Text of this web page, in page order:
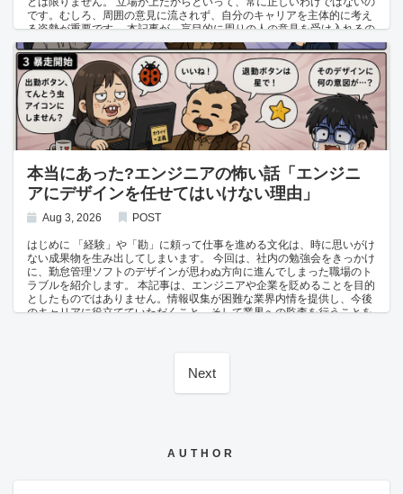
は、以下のようなものがあります。 freee: 銀行口座やクレジットカード
との連携が強く、簿記知識がなくても使いやすい マネーフォワード ク
ラウド確定申告: 家計簿アプリでも有名なマネーフォワードが提供、他
サービスとの連携が豊富 弥生会計（やよいの青色申告 オンライン）: 老
舗の会計ソフトで、サポート体制が充実している いずれも銀行やクレジ
ットカードの取引を自動で取り込み、青色申告に必要な帳簿や決算書を
自動作成してくれるため、独学でも大きな負担なく青色申告を続けられ
ます。 おわりに 白色申告か青色申告かは、最終的にはその人の価値観
や手間のかけ方次第ではありますが、できれば節税につながる青色申告
をおすすめしたいところです。 帳簿付けの手間も、freee、マネーフォ
ワード クラウド確定申告、弥生会計といった会計ソフトを使えば大幅に
軽減できるので、ぜひ活用してみてください。 一方で、経費の範囲を都
合よく解釈してしまうと、それは節税ではなく脱税に近づいてしまいま
す。 脱税は当然おすすめできません。 正しい知識に基づいて申告する
ことを心がけたいですね。
ん。 解説 少額の入金から始めて徐々に金額を吊り上げる手口に気づけ
ず、50万円もの損失を「勉強代」で済ませてしまう金銭感覚の麻痺が問
題です。 見知らぬ相手からの送金要求は常に疑い、一人で判断せず周囲
や消費生活センターに相談する習慣を持ちましょう。 おわりに 大金を
失っても実害と向き合わない姿勢は、同じ被害を繰り返すだけでなく、
社会人としての金銭感覚そのものを鈍らせます。 自分のお金の使い道に
は常に責任を持ち、いい加減な社会人にならないよう日頃から意識して
おきましょう。 関連記事 地方エンジニアにおすすめのフリーランスエ
ージェント
です。むしろ、周囲の意見に流されず、自分のキャリアを主体的に考え
る姿勢が重要です。 本記事が、盲目的に周りの人の意見を受け入れるの
ではなく、自分のキャリアを自分で判断するきっかけになれば幸いで
す。 本記事は、エンジニアや企業を貶めることを目的としたものではあ
りません。情報収集が困難な業界内情を提供し、今後のキャリアに役立
てていただくこと、そして業界への監査を行うことを目的としていま
す。 借金を自慢するピエロエンジニア これは岡山県のある40代のエン
ジニアの方の友人との金銭トラブルの話です。 ご本人はコミュニティと
称して、ジモティーでカフェ会などを開いているそうです。 その方はカ
フェ会で以下のような発言をしたそうです。 40代エンジニアさん😎:
「友人が困っているから20万円貸したけど返ってこなかったことあるよ
(キリッ)」 エンジニアA😳:「えっ、20万円も！？」 40代エンジニアさ
ん😏:「自己投資(人生経験)だったと思ってるよ(ドヤ～)」 エンジニアA
😳:「….(何で自信満々なんだ。。。)」 40代エンジニアさん😎:「コミュ
ニティ運営してると色々あるからね(キリッ)」 エンジニアA😳:「….(コ
ミュニティってカフェ会開いてるだけだろ、ピエロだな。。。)」 大金
いう小学生でも分かることを理解できてないのに何故か自慢話のように
語っているのです。 コミュニティと称してやっていることもハッカソン
やアイデアソンなどではなく、 小規模なカフェ会やボードゲーム会で学
生さんでもできるような大したことではなく、年齢に相応しい行動とは
思えないですが、主催して人を集めている自分に酔ってしまい、客観的
な分析ができなくなっているようです。 本当の友達を知ることのないま
覚の麻痺が問題です。 そもそも、お金を貸すような相手は本当の友人と
は言えません。 ただ、社会人になっても友人と呼べる存在がいない人
は、実は少なくありません。 そうした世間とのズレを出さないために
そのものを鈍らせます。 自分のお金の使い道には常に責任を持ち、いい
加減な社会人にならないよう日頃から意識しておきましょう。 関連記事
本当にあった?エンジニアの怖い話「エンジニ
アにデザインを任せてはいけない理由」
Aug 3, 2026 POST
はじめに 「経験」や「勘」に頼って仕事を進める文化は、時に思いがけ
ない成果物を生み出してしまいます。 今回は、社内の勉強会をきっかけ
に、勤怠管理ソフトのデザインが思わぬ方向に進んでしまった職場のト
ラブルを紹介します。 本記事は、エンジニアや企業を貶めることを目的
としたものではありません。情報収集が困難な業界内情を提供し、今後
のキャリアに役立てていただくこと、そして業界への監査を行うことを
しようという話が持ち上がった。 メンバーH（若手）🙂 「せっかくなの
で、ペルソナを設定したデザイン設計の一連のプロセスを経験し、デザ
インの基礎をちゃんと学びながら進めませんか?」 勉強会リーダーI 😐
か難しい話してるなー。もっと感覚でパッと決めちゃえばよくない？」
メンバーH（若手）😅 「いや、一連のプロセスを理解しないとスキルの
Next
AUTHOR